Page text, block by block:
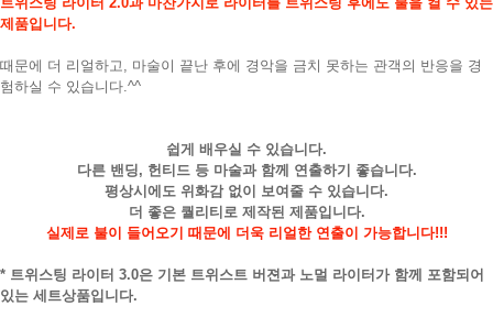
제품입니다.
때문에 더 리얼하고, 마술이 끝난 후에 경악을 금치 못하는 관객의 반응을 경
험하실 수 있습니다.^^
쉽게 배우실 수 있습니다.
다른 밴딩, 헌티드 등 마술과 함께 연출하기 좋습니다.
평상시에도 위화감 없이 보여줄 수 있습니다.
더 좋은 퀄리티로 제작된 제품입니다.
실제로 불이 들어오기 때문에 더욱 리얼한 연출이 가능합니다!!!
* 트위스팅 라이터 3.0은 기본 트위스트 버젼과 노멀 라이터가 함께 포함되어
있는 세트상품입니다.